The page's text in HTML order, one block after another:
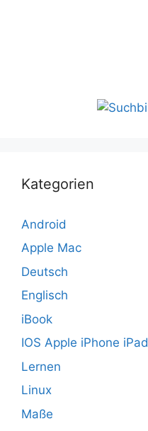
Kategorien
Android
Apple Mac
Deutsch
Englisch
iBook
IOS Apple iPhone iPad
Lernen
Linux
Maße